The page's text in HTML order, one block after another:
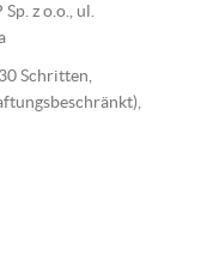
z o.o., ul.
Schritten,